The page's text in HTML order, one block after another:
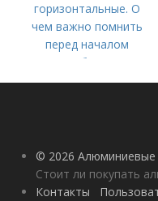
горизонтальные. О
чем важно помнить
перед началом
работ?
© 2026
Стоит ли покупать
Контакты